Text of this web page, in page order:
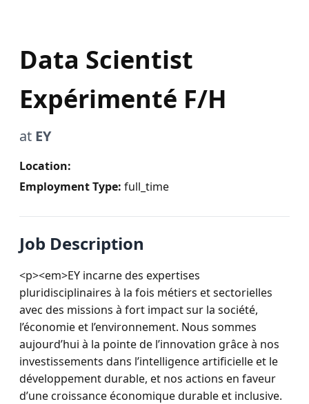
Data Scientist
Expérimenté F/H
at EY
Location:
Employment Type: full_time
Job Description
<p><em>EY incarne des expertises
pluridisciplinaires à la fois métiers et sectorielles
avec des missions à fort impact sur la société,
l’économie et l’environnement. Nous sommes
aujourd’hui à la pointe de l’innovation grâce à nos
investissements dans l’intelligence artificielle et le
développement durable, et nos actions en faveur
d’une croissance économique durable et inclusive.